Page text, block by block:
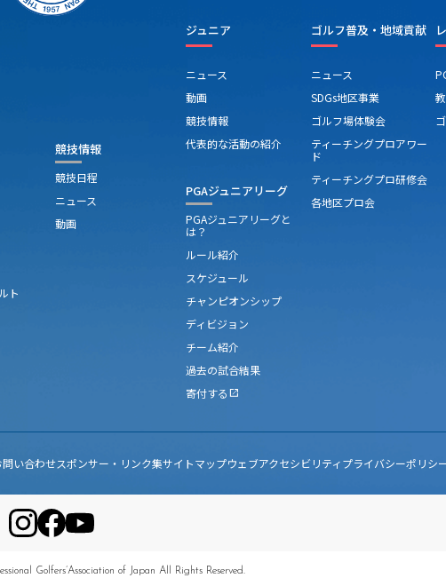
ト
競技情報
競技日程
ニュース
動画
ジュニア
ニュース
動画
競技情報
代表的な活動の紹介
PGAジュニアリーグ
PGAジュニアリーグと
は？
ルール紹介
スケジュール
チャンピオンシップ
ディビジョン
チーム紹介
過去の試合結果
寄付する open_in_new
ゴルフ普及・地域貢献
ニュース
SDGs地区事業
ゴルフ場体験会
ティーチングプロアワー
ド
ティーチングプロ研修会
各地区プロ会
問い合わせスポンサー・リンク集サイトマップウェブアクセシビリティプライバシーポリシ
Golfers’Association of Japan All Rights Reserved.